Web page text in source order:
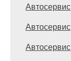
Автосервис
Автосервис
Автосервис